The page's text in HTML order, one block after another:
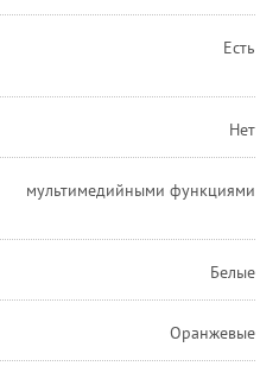
Есть
Нет
мультимедийными функциями
Белые
Оранжевые